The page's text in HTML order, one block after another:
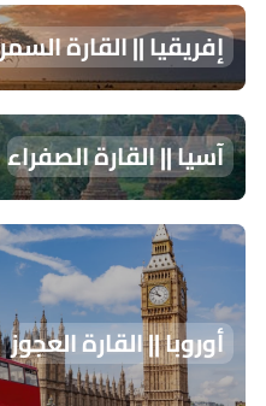
إفريقيا || القارة السمراء
آسيا || القارة الصفراء
أوروبا || القارة العجوز